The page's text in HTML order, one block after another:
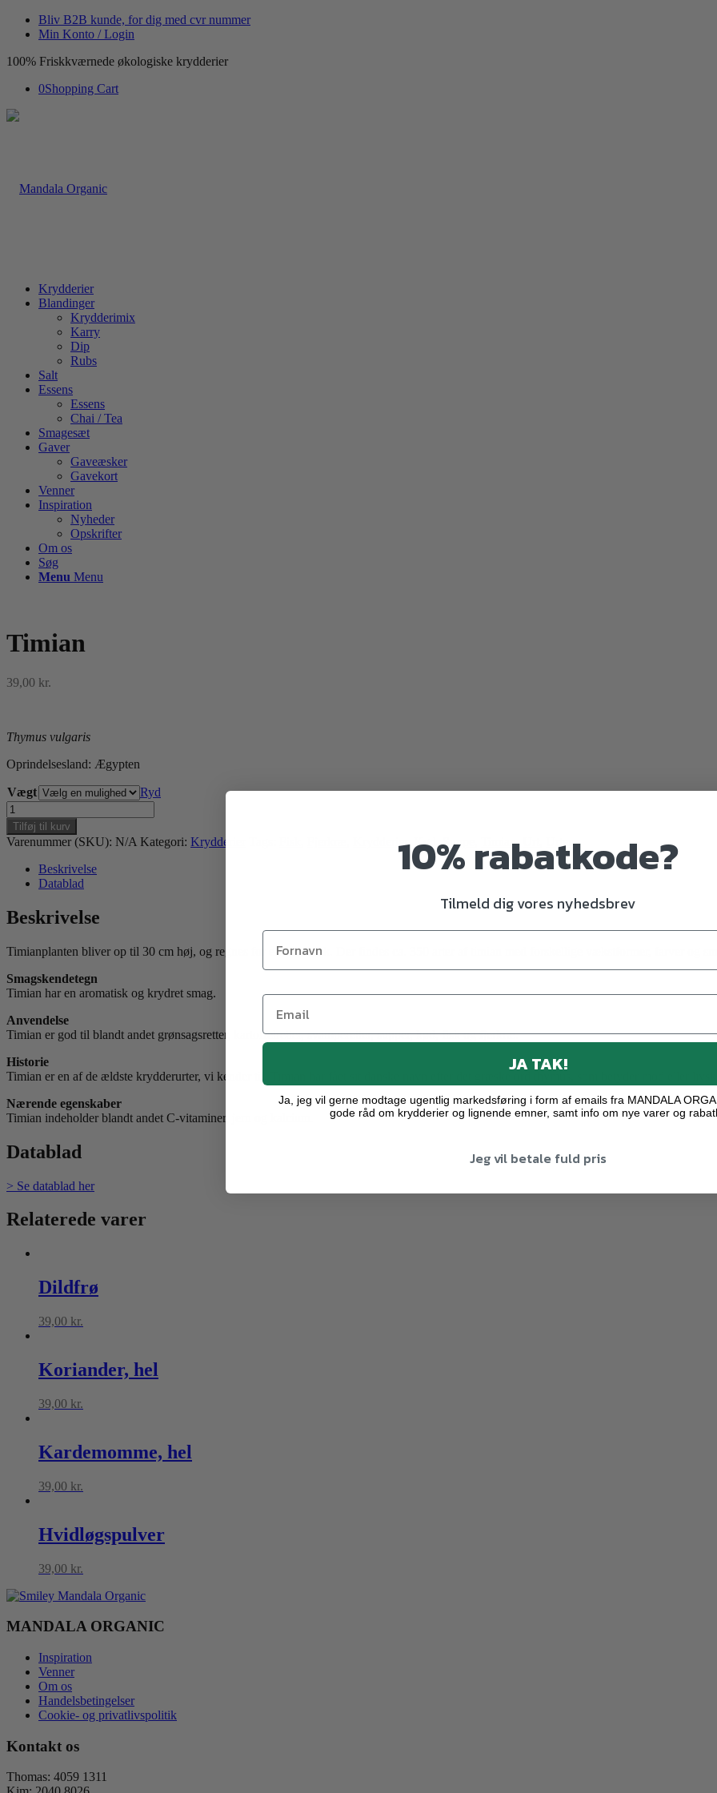
Bliv B2B kunde, for dig med cvr nummer
Min Konto / Login
100% Friskkværnede økologiske krydderier
0Shopping Cart
Krydderier
Blandinger
Krydderimix
Karry
Dip
Rubs
Salt
Essens
Essens
Chai / Tea
Smagesæt
Gaver
Gaveæsker
Gavekort
Venner
Inspiration
Nyheder
Opskrifter
Om os
Søg
Menu Menu
Timian
39,00 kr.
Thymus vulgaris
Oprindelsesland: Ægypten
Vægt
Ryd
Timian
antal
Tilføj til kurv
Varenummer (SKU): N/A Kategori: Krydderier Krydderier, Kød ,Suppe Timian,
Beskrivelse
Datablad
Beskrivelse
Timianplanten bliver op til 30 cm høj, og regnes for en halvbusk. Der findes ca. 350 arter af timian med forskellige vækstformer, farver og
Smagskendetegn
Timian har en aromatisk og krydret smag.
Anvendelse
Timian er god til blandt andet grønsagsretter, kartoffelretter, svamperetter, supper, kød, fisk og fjerkræ.
Historie
Timian er en af de ældste krydderurter, vi kender til. Timian har fået sit danske navn efter det græske ord thymus, som betyder mod eller
Nærende egenskaber
Timian indeholder blandt andet C-vitaminer, jern og kalcium.
Datablad
> Se datablad her
Relaterede varer
Dildfrø
39,00 kr.
Koriander, hel
39,00 kr.
Kardemomme, hel
39,00 kr.
Hvidløgspulver
39,00 kr.
MANDALA ORGANIC
Inspiration
Venner
Om os
Handelsbetingelser
Cookie- og privatlivspolitik
Kontakt os
Thomas: 4059 1311
10% rabatkode?
Tilmeld dig vores nyhedsbrev
JA TAK!
Ja, jeg vil gerne modtage ugentlig markedsføring i form af emails fra MANDALA
gode råd om krydderier og lignende emner, samt info om nye varer og
Jeg vil betale fuld pris